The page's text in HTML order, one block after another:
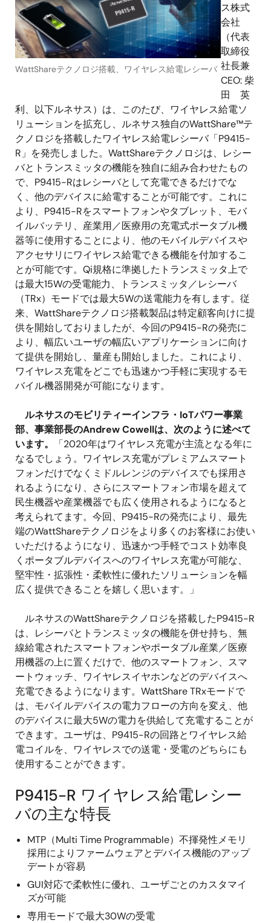
WattShareテクノロジ搭載、ワイヤレス給電レシーバ
ス株式
会社
（代表
取締役
社長兼
CEO: 柴
田 英
利、以下ルネサス）は、このたび、ワイヤレス給電ソ
リューションを拡充し、ルネサス独自のWattShare™テ
クノロジを搭載したワイヤレス給電レシーバ「P9415-
R」を発売しました。WattShareテクノロジは、レシー
バとトランスミッタの機能を独自に組み合わせたもの
で、P9415-Rはレシーバとして充電できるだけでな
く、他のデバイスに給電することが可能です。これに
より、P9415-Rをスマートフォンやタブレット、モバ
イルバッテリ、産業用／医療用の充電式ポータブル機
器等に使用することにより、他のモバイルデバイスや
アクセサリにワイヤレス給電できる機能を付加するこ
とが可能です。Qi規格に準拠したトランスミッタ上で
は最大15Wの受電能力、トランスミッタ／レシーバ
（TRx）モードでは最大5Wの送電能力を有します。従
来、WattShareテクノロジ搭載製品は特定顧客向けに提
供を開始しておりましたが、今回のP9415-Rの発売に
より、幅広いユーザの幅広いアプリケーションに向け
て提供を開始し、量産も開始しました。これにより、
ワイヤレス充電をどこでも迅速かつ手軽に実現するモ
バイル機器開発が可能になります。
ルネサスのモビリティーインフラ・IoTパワー事業
部、事業部長のAndrew Cowellは、次のように述べて
います。
「2020年はワイヤレス充電が主流となる年に
なるでしょう。ワイヤレス充電がプレミアムスマート
フォンだけでなくミドルレンジのデバイスでも採用さ
れるようになり、さらにスマートフォン市場を超えて
民生機器や産業機器でも広く使用されるようになると
考えられてます。今回、P9415-Rの発売により、最先
端のWattShareテクノロジをより多くのお客様にお使い
いただけるようになり、迅速かつ手軽でコスト効率良
くポータブルデバイスへのワイヤレス充電が可能な、
堅牢性・拡張性・柔軟性に優れたソリューションを幅
広く提供できることを嬉しく思います。」
ルネサスのWattShareテクノロジを搭載したP9415-R
は、レシーバとトランスミッタの機能を併せ持ち、無
線給電されたスマートフォンやポータブル産業／医療
用機器の上に置くだけで、他のスマートフォン、スマ
ートウォッチ、ワイヤレスイヤホンなどのデバイスへ
充電できるようになります。WattShare TRxモードで
は、モバイルデバイスの電力フローの方向を変え、他
のデバイスに最大5Wの電力を供給して充電することが
できます。ユーザは、P9415-Rの回路とワイヤレス給
電コイルを、ワイヤレスでの送電・受電のどちらにも
使用することができます。
P9415-R ワイヤレス給電レシー
バの主な特長
MTP（Multi Time Programmable）不揮発性メモリ
採用によりファームウェアとデバイス機能のアップ
デートが容易
GUI対応で柔軟性に優れ、ユーザごとのカスタマイ
ズが可能
専用モードで最大30Wの受電